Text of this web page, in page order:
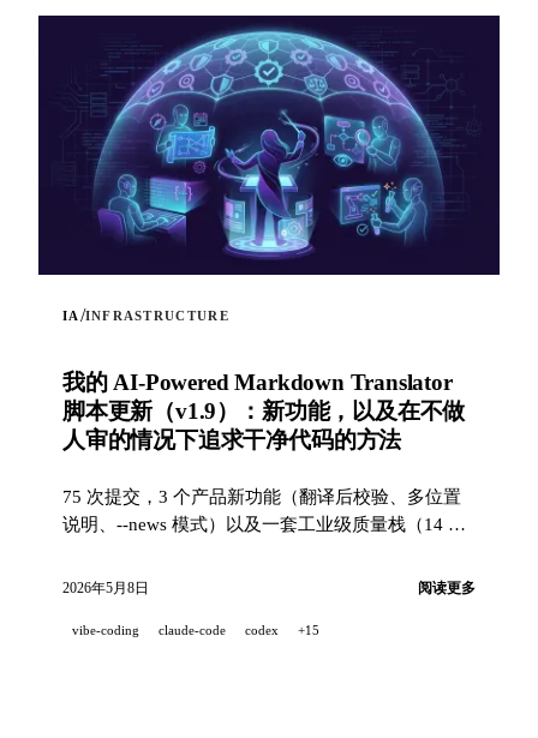
IA /INFRASTRUCTURE
我的 AI-Powered Markdown Translator
脚本更新（v1.9）：新功能，以及在不做
人审的情况下追求干净代码的方法
75 次提交，3 个产品新功能（翻译后校验、多位置
说明、--news 模式）以及一套工业级质量栈（14 个
个 100% 由 AI 结对开发的项目中追求干净代码。
2026年5月8日 阅读更多
vibe-coding claude-code codex +15